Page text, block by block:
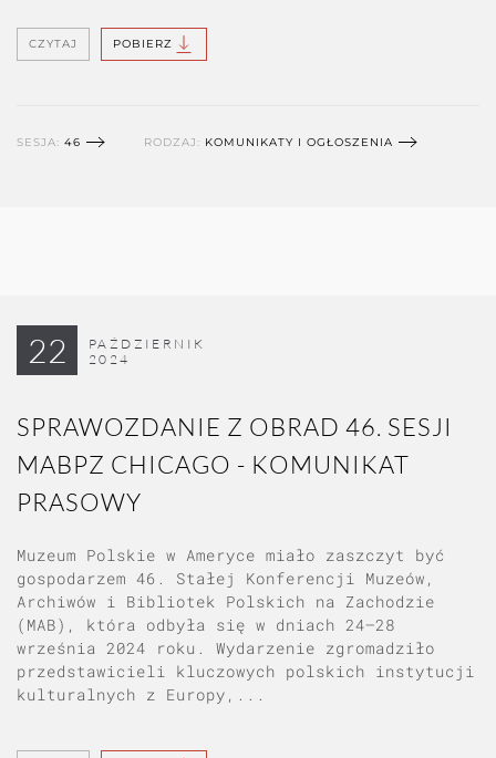
CZYTAJ POBIERZ
SESJA: 46 RODZAJ: KOMUNIKATY I OGŁOSZENIA
22
PAŹDZIERNIK
2024
SPRAWOZDANIE Z OBRAD 46. SESJI
MABPZ CHICAGO - KOMUNIKAT
PRASOWY
Muzeum Polskie w Ameryce miało zaszczyt być
gospodarzem 46. Stałej Konferencji Muzeów,
Archiwów i Bibliotek Polskich na Zachodzie
(MAB), która odbyła się w dniach 24–28
września 2024 roku. Wydarzenie zgromadziło
przedstawicieli kluczowych polskich instytucji
kulturalnych z Europy,...